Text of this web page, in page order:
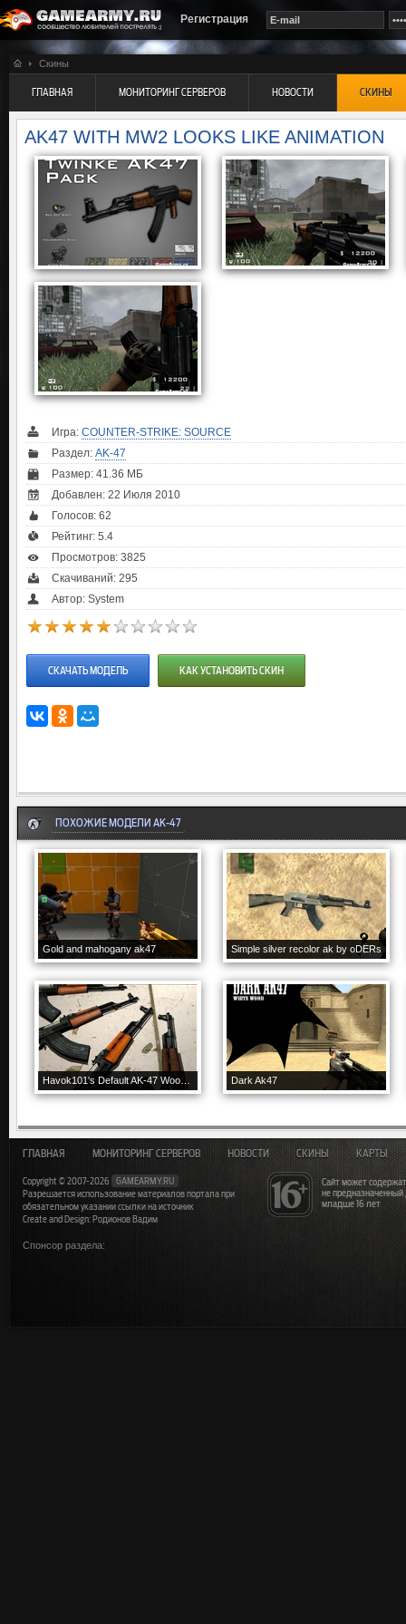
Регистрация
Скины
ГЛАВНАЯ МОНИТОРИНГ СЕРВЕРОВ НОВОСТИ СКИНЫ
AK47 WITH MW2 LOOKS LIKE ANIMATION
Игра: COUNTER-STRIKE: SOURCE
Раздел: AK-47
Размер: 41.36 МБ
Добавлен: 22 Июля 2010
Голосов: 62
Рейтинг: 5.4
Просмотров: 3825
Скачиваний: 295
Автор: System
СКАЧАТЬ МОДЕЛЬ КАК УСТАНОВИТЬ СКИН
ПОХОЖИЕ МОДЕЛИ AK-47
Gold and mahogany ak47 Simple silver recolor ak by oDERs
Dark Ak47
Сайт может
не
младше 16 лет
ГЛАВНАЯ МОНИТОРИНГ СЕРВЕРОВ НОВОСТИ СКИНЫ КАРТЫ
Copyright © 2007-2026
GAMEARMY.RU
Разрешается использование материалов портала при
обязательном указании ссылки на источник
Create and Design: Родионов Вадим
Спонсор раздела: